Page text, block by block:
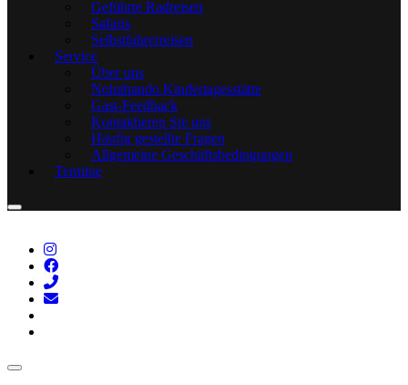
Geführte Radreisen
Safaris
Selbstfahrerreisen
Service
Über uns
Noluthando Kindertagesstätte
Gast-Feedback
Kontaktieren Sie uns
Häufig gestellte Fragen
Allgemeine Geschäftsbedingungen
Termine